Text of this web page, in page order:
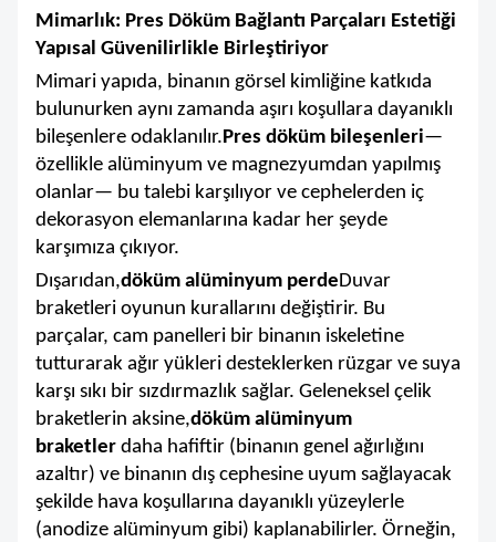
Mimarlık: Pres Döküm Bağlantı Parçaları Estetiği
Yapısal Güvenilirlikle Birleştiriyor
Mimari yapıda, binanın görsel kimliğine katkıda
bulunurken aynı zamanda aşırı koşullara dayanıklı
bileşenlere odaklanılır.Pres döküm bileşenleri—
özellikle alüminyum ve magnezyumdan yapılmış
olanlar— bu talebi karşılıyor ve cephelerden iç
dekorasyon elemanlarına kadar her şeyde
karşımıza çıkıyor.
Dışarıdan,döküm alüminyum perdeDuvar
braketleri oyunun kurallarını değiştirir. Bu
parçalar, cam panelleri bir binanın iskeletine
tutturarak ağır yükleri desteklerken rüzgar ve suya
karşı sıkı bir sızdırmazlık sağlar. Geleneksel çelik
braketlerin aksine,döküm alüminyum
braketler daha hafiftir (binanın genel ağırlığını
azaltır) ve binanın dış cephesine uyum sağlayacak
şekilde hava koşullarına dayanıklı yüzeylerle
(anodize alüminyum gibi) kaplanabilirler. Örneğin,